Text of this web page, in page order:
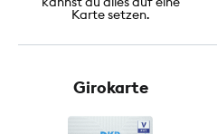
Karte setzen.
Girokarte